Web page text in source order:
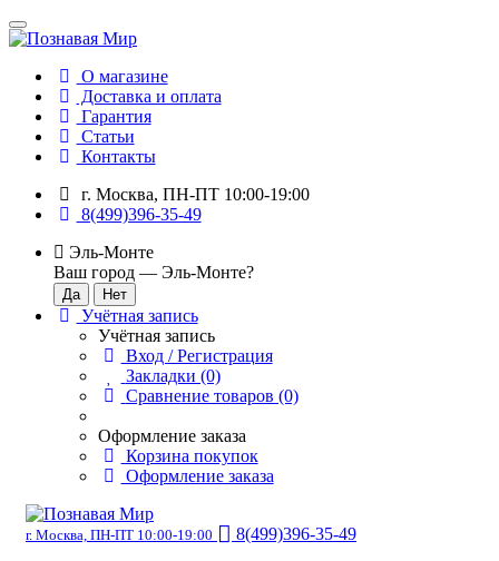
О магазине
Доставка и оплата
Гарантия
Статьи
Контакты
г. Москва, ПН-ПТ 10:00-19:00
8(499)396-35-49
Эль-Монте
Ваш город — Эль-Монте?
Учётная запись
Учётная запись
Вход / Регистрация
Закладки (0)
Сравнение товаров (0)
Оформление заказа
Корзина покупок
Оформление заказа
г. Москва, ПН-ПТ 10:00-19:00
8(499)396-35-49